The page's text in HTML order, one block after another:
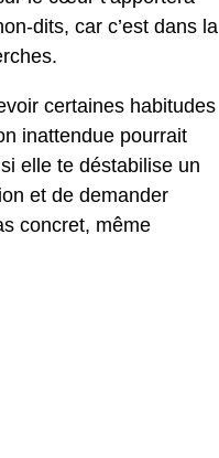
dits, car c’est dans la
certaines habitudes
inattendue pourrait
elle te déstabilise un
et de demander
concret, même